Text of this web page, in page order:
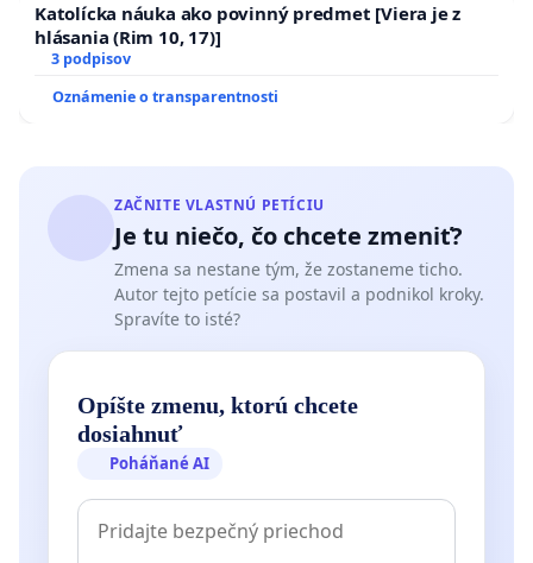
Katolícka náuka ako povinný predmet [Viera je z
hlásania (Rim 10, 17)]
3 podpisov
Oznámenie o transparentnosti
ZAČNITE VLASTNÚ PETÍCIU
Je tu niečo, čo chcete zmeniť?
Zmena sa nestane tým, že zostaneme ticho.
Autor tejto petície sa postavil a podnikol kroky.
Spravíte to isté?
Opíšte zmenu, ktorú chcete
dosiahnuť
Poháňané AI